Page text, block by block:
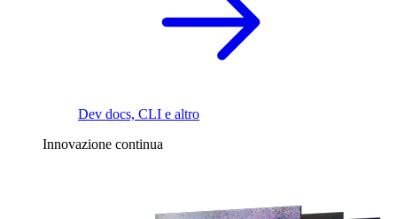
Dev docs, CLI e altro
Innovazione continua